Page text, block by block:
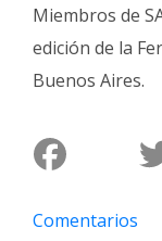
de
Familia
Fúnebres
Miembros de
edición de la
Buenos Aires.
Comentarios